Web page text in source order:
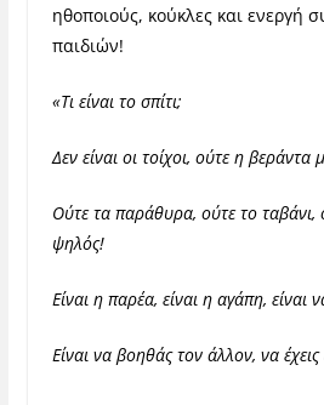
ηθοποιούς, κούκλες και ενεργή
παιδιών!
«Τι είναι το σπίτι;
Δεν είναι οι τοίχοι, ούτε η
Ούτε τα παράθυρα, ούτε το ταβάνι,
ψηλός!
Είναι η παρέα, είναι η αγάπη, είναι
Είναι να βοηθάς τον άλλον, να